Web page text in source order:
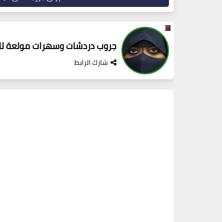
جروب دردشات وسهرات مولعة
شارك الرابط